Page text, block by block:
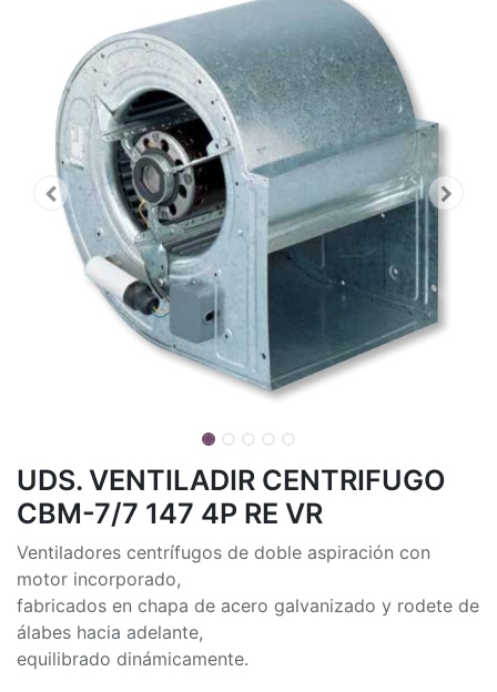
UDS. VENTILADIR CENTRIFUGO
CBM-7/7 147 4P RE VR
Ventiladores centrífugos de doble aspiración con
motor incorporado,
fabricados en chapa de acero galvanizado y rodete de
álabes hacia adelante,
equilibrado dinámicamente.